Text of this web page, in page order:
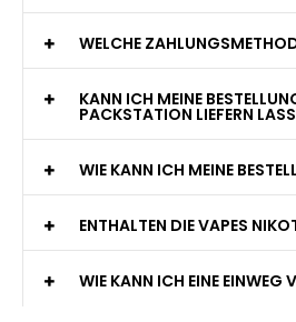
WELCHE
KANN ICH MEINE
PACKSTATION LIEFERN
WIE KANN ICH MEINE
ENTHALTEN DIE VAPES
WIE KANN ICH EINE EINWEG